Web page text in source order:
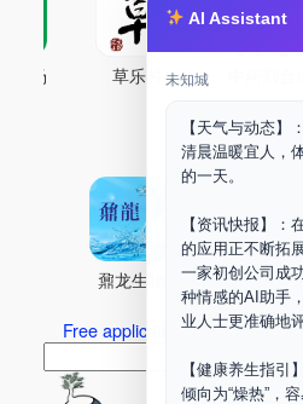
AI Assistant
未知城
【天气与动态】
清晨温暖宜人，
的一天。
【资讯快报】：
的应用正不断拓
一家初创公司成
种情感的AI助手
业人士更准确地
【健康养生指引
倾向为“燥热”，
药场 草乐村
Maker
鼐龙生物 PLM
Free application for “Healing
索
Search